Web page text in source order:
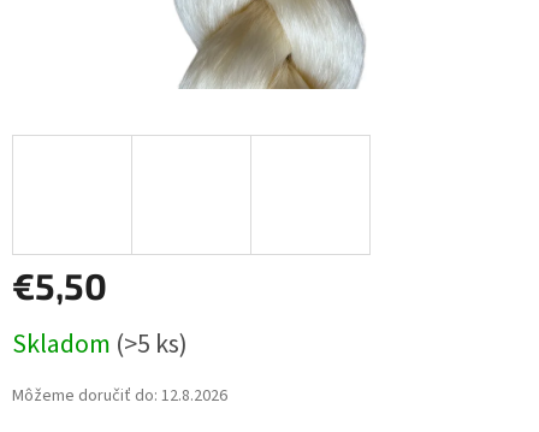
€5,50
cena:
Skladom (>5 ks)
Môžeme doručiť do: 12.8.2026